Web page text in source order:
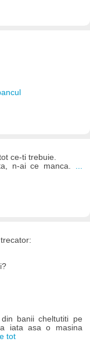
ce-ti trebuie.
n-ai ce manca. ...
banii cheltutiti pe
iata asa o masina
tot